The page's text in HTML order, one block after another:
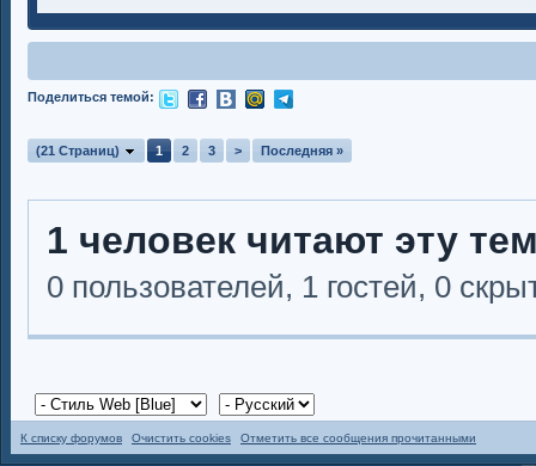
Поделиться темой:
(21 Страниц) 1 2 3 > Последняя »
1 человек читают эту
0 пользователей, 1 гостей, 0
К списку форумов Очистить cookies Отметить все сообщения прочитанными